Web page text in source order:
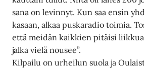
sana on levinnyt. Kun saa ensin
kasaan, alkaa puskaradio toimia.
että meidän kaikkien pitäisi
jalka vielä nousee”.
Kilpailu on urheilun suola ja